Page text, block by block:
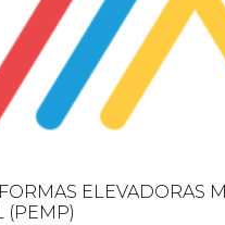
ELEVADORAS
(PEMP)